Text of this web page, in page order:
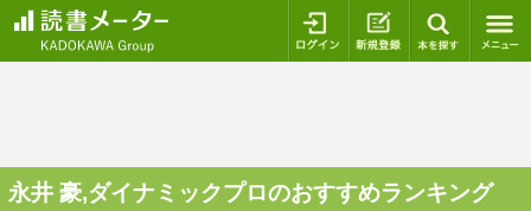
ログイン 新規登録
永井 豪,ダイナミックプロのおすすめランキング